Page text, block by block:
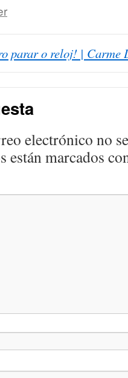
parar o reloj! | Carme
electrónico no
están marcados